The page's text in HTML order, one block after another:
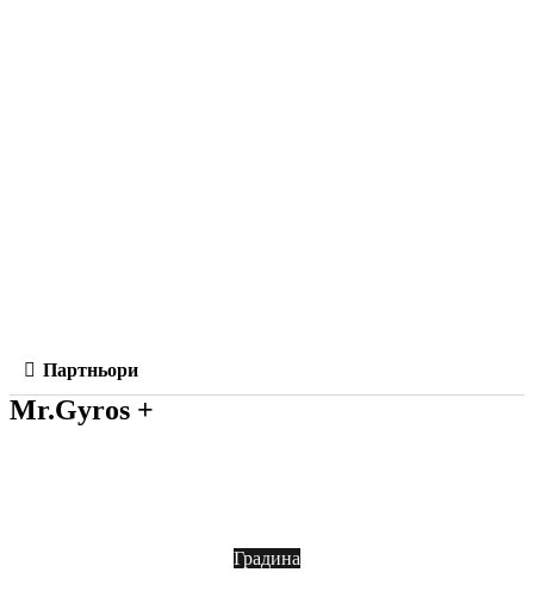
Партньори
Mr.Gyros +
Градина